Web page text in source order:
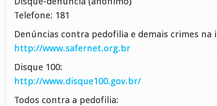
Telefone: 181
Denúncias contra pedofilia e demais crimes
http://www.safernet.org.br
Disque 100:
http://www.disque100.gov.br/
Todos contra a pedofilia: